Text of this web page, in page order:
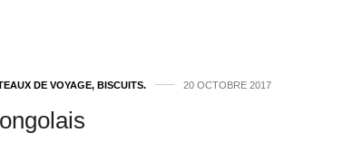
DE VOYAGE, BISCUITS. 20 OCTOBRE 2017